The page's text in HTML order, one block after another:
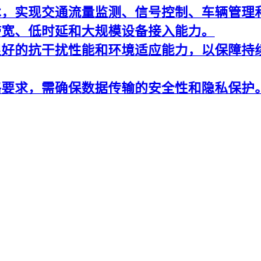
实现交通流量监测、信号控制、车辆管
、低时延和大规模设备接入能力。
的抗干扰性能和环境适应能力，以保障
求，需确保数据传输的安全性和隐私保